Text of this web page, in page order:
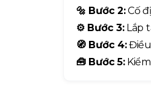
🔩 Bước 2:Cố
⚙️ Bước 3:Lắp
🧭 Bước 4:Điều
🧰 Bước 5: